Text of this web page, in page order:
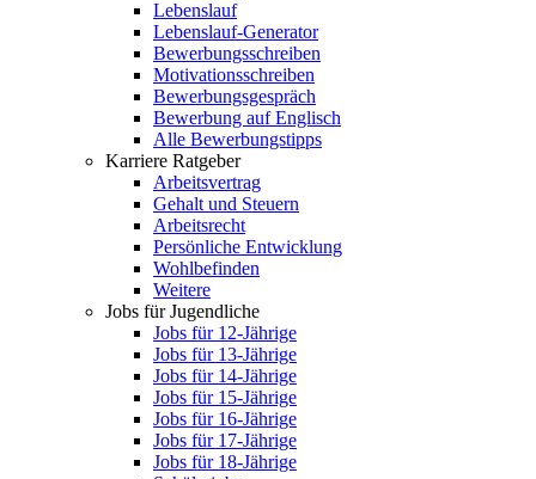
Lebenslauf
Lebenslauf-Generator
Bewerbungsschreiben
Motivationsschreiben
Bewerbungsgespräch
Bewerbung auf Englisch
Alle Bewerbungstipps
Karriere Ratgeber
Arbeitsvertrag
Gehalt und Steuern
Arbeitsrecht
Persönliche Entwicklung
Wohlbefinden
Weitere
Jobs für Jugendliche
Jobs für 12-Jährige
Jobs für 13-Jährige
Jobs für 14-Jährige
Jobs für 15-Jährige
Jobs für 16-Jährige
Jobs für 17-Jährige
Jobs für 18-Jährige